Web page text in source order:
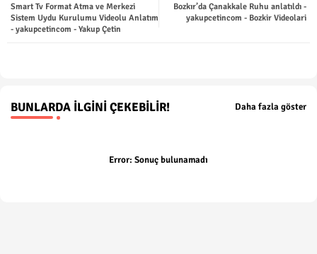
ter tsap
Bozkır’da Çanakkale Ruhu anlatıldı -
yakupcetincom - Bozkir Videolari
Smart Tv Format Atma ve Merkezi
Sistem Uydu Kurulumu Videolu Anlatım
- yakupcetincom - Yakup Çetin
BUNLARDA İLGINI ÇEKEBILIR! Daha fazla göster
Error: Sonuç bulunamadı